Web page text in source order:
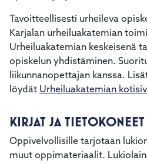
Tavoitteellisesti urheileva
Karjalan urheiluakatemian
Urheiluakatemian keskeisenä
opiskelun yhdistäminen.
liikunnanopettajan kanssa.
löydät Urheiluakatemian
KIRJAT JA TIETOKONEET
Oppivelvollisille tarjotaan
muut oppimateriaalit.